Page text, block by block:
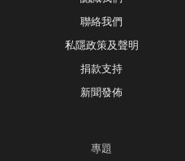
聯絡我們
私隱政策及聲明
捐款支持
新聞發佈
專題